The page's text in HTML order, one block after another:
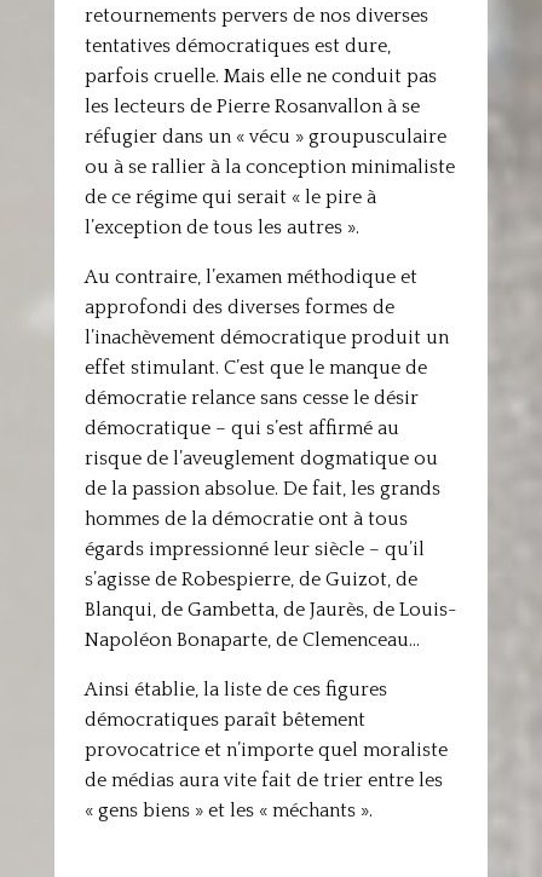
retournements pervers de nos diverses
tentatives démocratiques est dure,
parfois cruelle. Mais elle ne conduit pas
les lecteurs de Pierre Rosanvallon à se
réfugier dans un « vécu » groupusculaire
ou à se rallier à la conception minimaliste
de ce régime qui serait « le pire à
l’exception de tous les autres ».
Au contraire, l’examen méthodique et
approfondi des diverses formes de
l’inachèvement démocratique produit un
effet stimulant. C’est que le manque de
démocratie relance sans cesse le désir
démocratique – qui s’est affirmé au
risque de l’aveuglement dogmatique ou
de la passion absolue. De fait, les grands
hommes de la démocratie ont à tous
égards impressionné leur siècle – qu’il
s’agisse de Robespierre, de Guizot, de
Blanqui, de Gambetta, de Jaurès, de Louis-
Napoléon Bonaparte, de Clemenceau…
Ainsi établie, la liste de ces figures
démocratiques paraît bêtement
provocatrice et n’importe quel moraliste
de médias aura vite fait de trier entre les
« gens biens » et les « méchants ».